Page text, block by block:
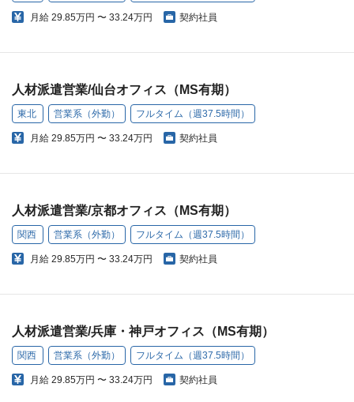
月給 29.85万円 〜 33.24万円 契約社員
人材派遣営業/仙台オフィス（MS有期）
東北 営業系（外勤） フルタイム（週37.5時間）
月給 29.85万円 〜 33.24万円 契約社員
人材派遣営業/京都オフィス（MS有期）
関西 営業系（外勤） フルタイム（週37.5時間）
月給 29.85万円 〜 33.24万円 契約社員
人材派遣営業/兵庫・神戸オフィス（MS有期）
関西 営業系（外勤） フルタイム（週37.5時間）
月給 29.85万円 〜 33.24万円 契約社員